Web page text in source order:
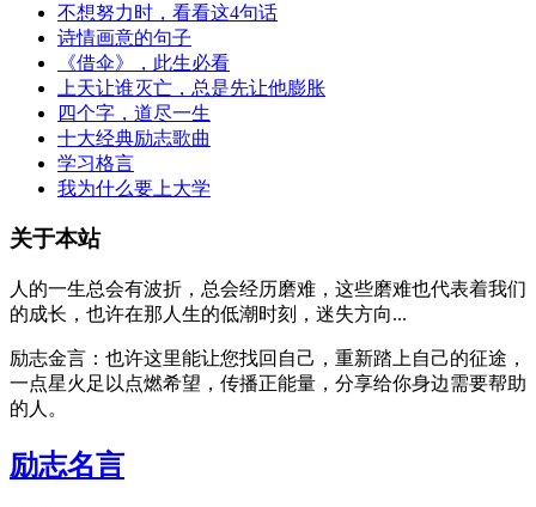
不想努力时，看看这4句话
诗情画意的句子
《借伞》，此生必看
上天让谁灭亡，总是先让他膨胀
四个字，道尽一生
十大经典励志歌曲
学习格言
我为什么要上大学
关于本站
人的一生总会有波折，总会经历磨难，这些磨难也代表着我们
的成长，也许在那人生的低潮时刻，迷失方向...
励志金言：也许这里能让您找回自己，重新踏上自己的征途，
一点星火足以点燃希望，传播正能量，分享给你身边需要帮助
的人。
励志名言